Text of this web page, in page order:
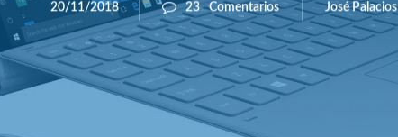
20/11/2018 23 Comentarios José Palacios